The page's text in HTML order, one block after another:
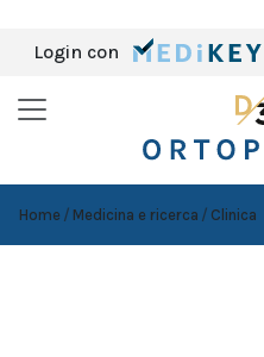
Login con
Home Medicina e ricerca Clinica